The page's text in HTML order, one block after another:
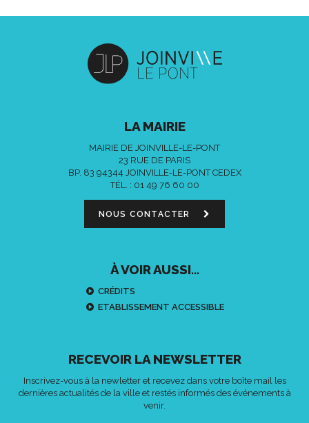
LA MAIRIE
MAIRIE DE JOINVILLE-LE-PONT
23 RUE DE PARIS
BP. 83 94344 JOINVILLE-LE-PONT CEDEX
TÉL. : 01 49 76 60 00
NOUS CONTACTER
À VOIR AUSSI...
CRÉDITS
ETABLISSEMENT ACCESSIBLE
RECEVOIR LA NEWSLETTER
Inscrivez-vous à la newletter et recevez dans votre boîte mail les
dernières actualités de la ville et restés informés des événements à
venir.